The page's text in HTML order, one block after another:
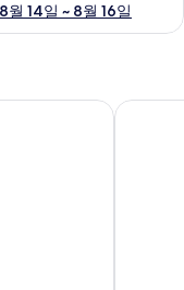
8월 14일 ~ 8월 16일
테라 노